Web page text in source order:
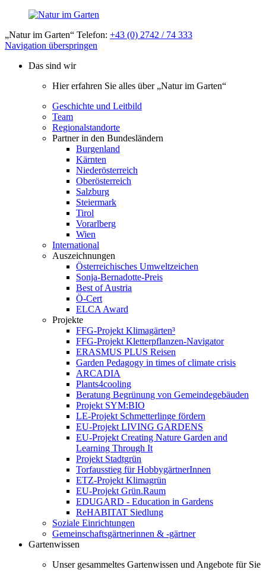
„Natur im Garten“ Telefon: +43 (0) 2742 / 74 333
Navigation überspringen
Das sind wir
Hier erfahren Sie alles über „Natur im Garten“
Geschichte und Leitbild
Team
Regionalstandorte
Partner in den Bundesländern
Burgenland
Kärnten
Niederösterreich
Oberösterreich
Salzburg
Steiermark
Tirol
Vorarlberg
Wien
International
Auszeichnungen
Österreichisches Umweltzeichen
Sonja-Bernadotte-Preis
Best of Austria
Ö-Cert
ELCA Award
Projekte
FFG-Projekt Klimagärten³
FFG-Projekt Kletterpflanzen-Navigator
ERASMUS PLUS Reisen
Garden Pedagogy in times of climate crisis
ARCADIA
Plants4cooling
Beratung Begrünung von Gemeindegebäuden
Projekt SYM:BIO
LE-Projekt Schmetterlinge fördern
EU-Projekt LIVING GARDENS
EU-Projekt Creating Nature Garden and
Learning Through It
Projekt Stadtgrün
Torfausstieg für HobbygärtnerInnen
ETZ-Projekt Klimagrün
EU-Projekt Grün.Raum
EDUGARD - Education in Gardens
ReHABITAT Siedlung
Soziale Einrichtungen
Gemeinschaftsgärtnerinnen & -gärtner
Gartenwissen
Unser gesammeltes Gartenwissen und Angebote für Sie